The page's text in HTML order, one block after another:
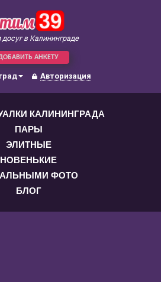
в Калининграде
АНКЕТУ
Авторизация
КАЛИНИНГРАДА
ПАРЫ
ЭЛИТНЫЕ
НОВЕНЬКИЕ
ФОТО
БЛОГ